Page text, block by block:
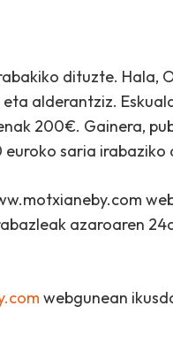
dituzte. Hala,
alderantziz.
200€. Gainera,
saria irabaziko
azaroaren
webgunean